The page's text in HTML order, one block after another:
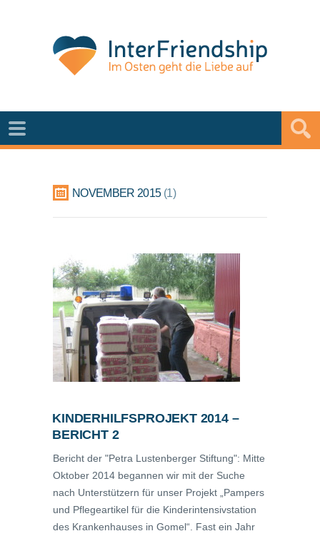
NOVEMBER 2015 1
KINDERHILFSPROJEKT 2014 –
BERICHT 2
Bericht der "Petra Lustenberger Stiftung": Mitte
Oktober 2014 begannen wir mit der Suche
nach Unterstützern für unser Projekt „Pampers
und Pflegeartikel für die Kinderintensivstation
des Krankenhauses in Gomel“. Fast ein Jahr